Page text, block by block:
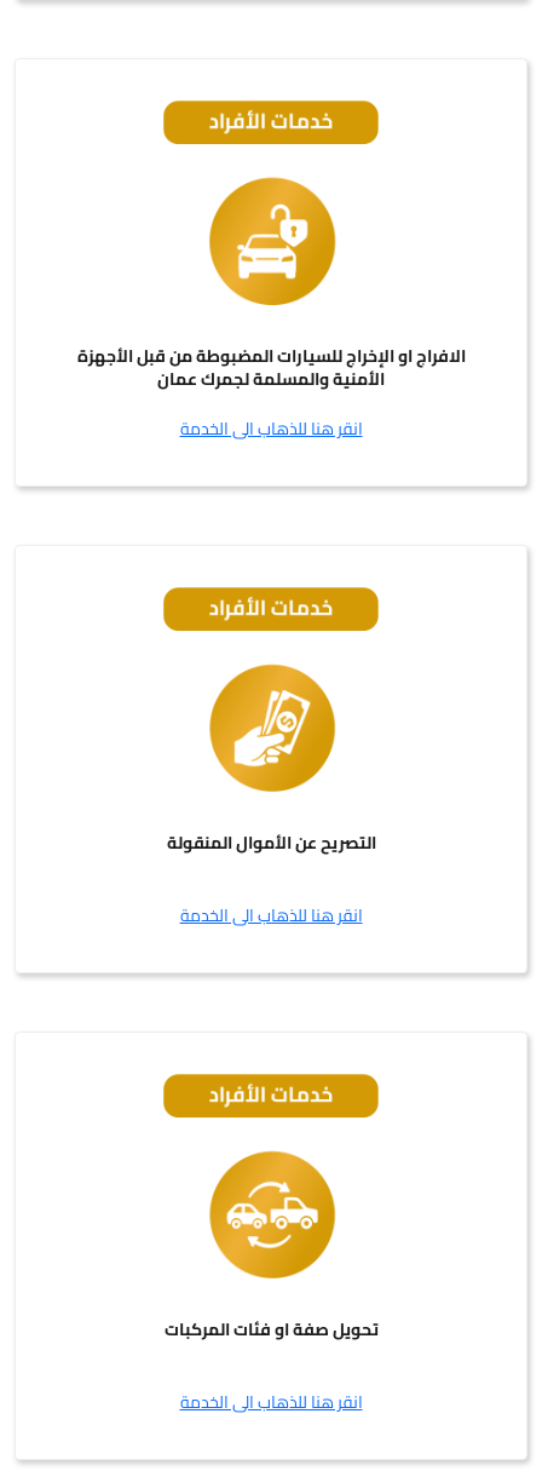
الافراج او الإخراج للسيارات المضبوطة من قبل الأجهزة
الأمنية والمسلمة لجمرك عمان
انقر هنا للذهاب الى الخدمة
التصريح عن الأموال المنقولة
انقر هنا للذهاب الى الخدمة
تحويل صفة او فئات المركبات
انقر هنا للذهاب الى الخدمة